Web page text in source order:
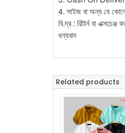
4. সাইজ বা অন্য যে
বি.দ্র : রিটার্ন বা
ধন্যবাদ
Related products